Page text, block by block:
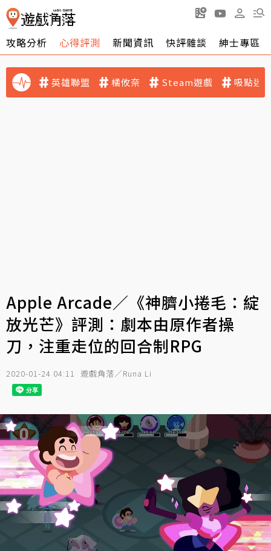
攻略分析 心得評測 新聞資訊 快評雜談 紳士專區
英雄聯盟 橘攸奈 Steam遊戲 吸點迷
Apple Arcade／《神臍小捲毛：綻
放光芒》評測：劇本由原作者操
刀，注重走位的回合制RPG
2020-01-24 04:11 遊戲角落／Runa Li